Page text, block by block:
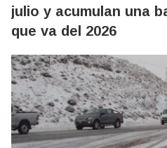
julio y acumulan una
que va del 2026